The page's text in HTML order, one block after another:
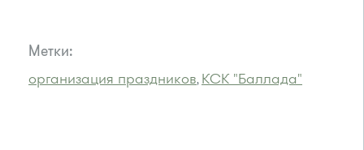
Метки:
организация праздников, КСК "Баллада"